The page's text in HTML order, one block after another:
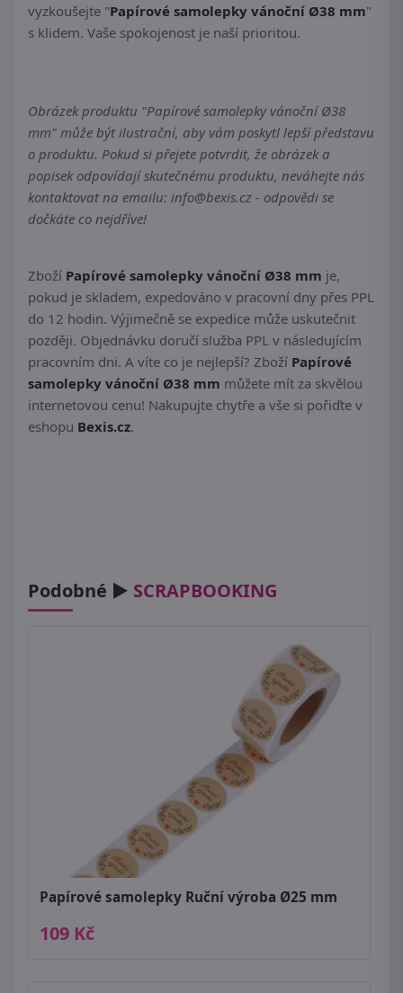
vyzkoušejte "Papírové samolepky vánoční Ø38 mm"
s klidem. Vaše spokojenost je naší prioritou.
Obrázek produktu "Papírové samolepky vánoční Ø38
mm" může být ilustrační, aby vám poskytl lepší představu
o produktu. Pokud si přejete potvrdit, že obrázek a
popisek odpovídají skutečnému produktu, neváhejte nás
kontaktovat na emailu: info@bexis.cz - odpovědi se
dočkáte co nejdříve!
Zboží Papírové samolepky vánoční Ø38 mm je,
pokud je skladem, expedováno v pracovní dny přes PPL
do 12 hodin. Výjimečně se expedice může uskutečnit
později. Objednávku doručí služba PPL v následujícím
pracovním dni. A víte co je nejlepší? Zboží Papírové
samolepky vánoční Ø38 mm můžete mít za skvělou
internetovou cenu! Nakupujte chytře a vše si pořiďte v
eshopu Bexis.cz.
Podobné ► SCRAPBOOKING
Papírové samolepky Ruční výroba Ø25 mm
109 Kč